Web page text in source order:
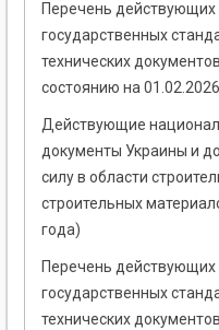
Перечень действующих
государственных
технических
состоянию на
Действующие
документы Украины и
силу в области
строительных
года)
Перечень действующих
государственных
технических